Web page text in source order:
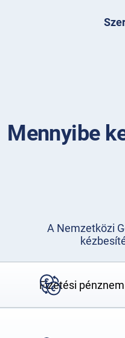
Mennyibe
A Nemzetközi
Fizetési pénznem